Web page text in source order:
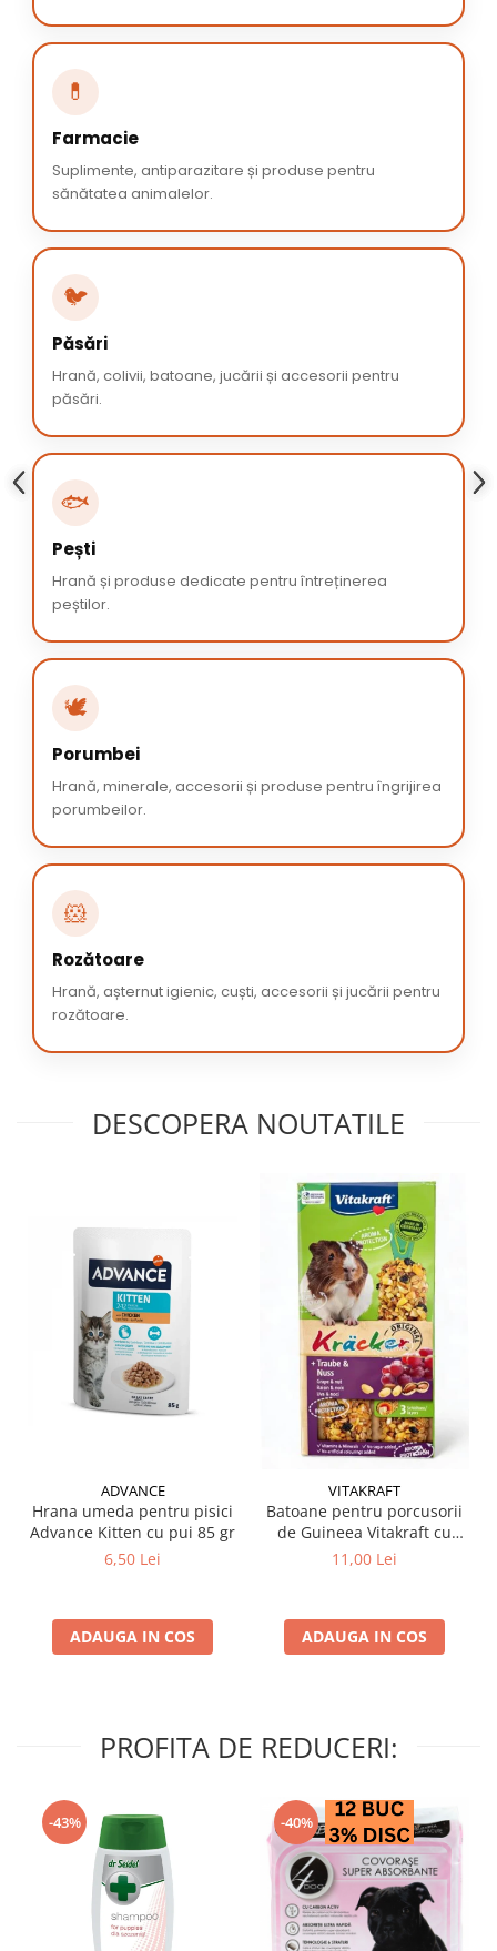
💊
Farmacie
Suplimente, antiparazitare și produse pentru
sănătatea animalelor.
🐦
Păsări
Hrană, colivii, batoane, jucării și accesorii pentru
păsări.
🐟
Pești
Hrană și produse dedicate pentru întreținerea
peștilor.
🕊️
Porumbei
Hrană, minerale, accesorii și produse pentru îngrijirea
porumbeilor.
🐹
Rozătoare
Hrană, așternut igienic, cuști, accesorii și jucării pentru
rozătoare.
DESCOPERA NOUTATILE
ADVANCE
Hrana umeda pentru pisici
Advance Kitten cu pui 85 gr
6,50 Lei
ADAUGA IN COS
VITAKRAFT
Batoane pentru porcusorii
de Guineea Vitakraft cu
struguri & nuci 2 buc
11,00 Lei
ADAUGA IN COS
PROFITA DE REDUCERI:
-43% -40%